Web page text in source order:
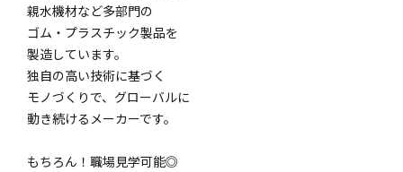
親水機材など多部門の
ゴム・プラスチック製品を
製造しています。
独自の高い技術に基づく
モノづくりで、グローバルに
動き続けるメーカーです。
もちろん！職場見学可能◎